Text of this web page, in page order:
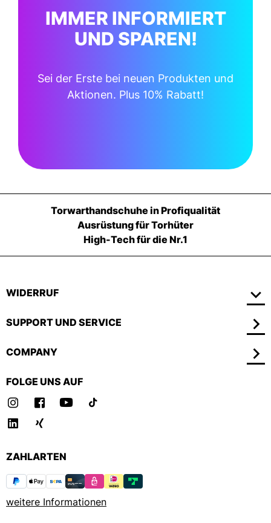
IMMER INFORMIERT
UND SPAREN!
Sei der Erste bei neuen Produkten und
Aktionen. Plus 10% Rabatt!
Torwarthandschuhe in Profiqualität
Ausrüstung für Torhüter
High-Tech für die Nr.1
WIDERRUF
SUPPORT UND SERVICE
COMPANY
FOLGE UNS AUF
ZAHLARTEN
weitere Informationen